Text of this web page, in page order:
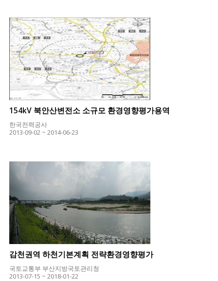
154kV 북안산변전소 소규모 환경영향평가용역
한국전력공사
2013-09-02 ~ 2014-06-23
감천권역 하천기본계획 전략환경영향평가
국토교통부 부산지방국토관리청
2013-07-15 ~ 2018-01-22